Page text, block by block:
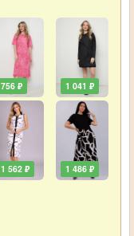
756 ₽
1 562 ₽
1 041 ₽
1 486 ₽